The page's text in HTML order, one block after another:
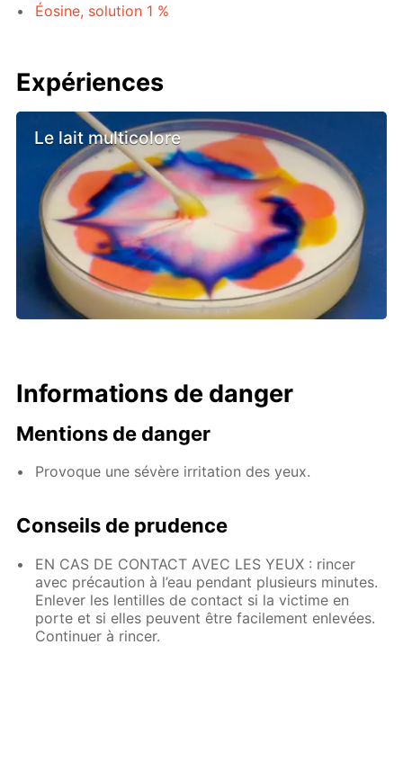
Éosine, solution 1 %
Expériences
Le lait multicolore
Informations de danger
Mentions de danger
Provoque une sévère irritation des yeux.
Conseils de prudence
EN CAS DE CONTACT AVEC LES YEUX : rincer
avec précaution à l’eau pendant plusieurs minutes.
Enlever les lentilles de contact si la victime en
porte et si elles peuvent être facilement enlevées.
Continuer à rincer.